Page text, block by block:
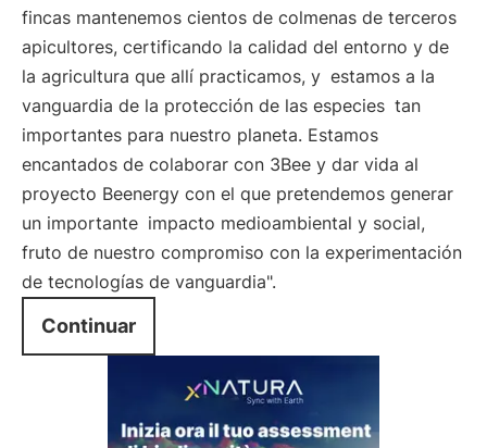
fincas mantenemos cientos de colmenas de terceros
apicultores, certificando la calidad del entorno y de
la agricultura que allí practicamos, y estamos a la
vanguardia de la protección de las especies tan
importantes para nuestro planeta. Estamos
encantados de colaborar con 3Bee y dar vida al
proyecto Beenergy con el que pretendemos generar
un importante impacto medioambiental y social,
fruto de nuestro compromiso con la experimentación
de tecnologías de vanguardia".
Continuar